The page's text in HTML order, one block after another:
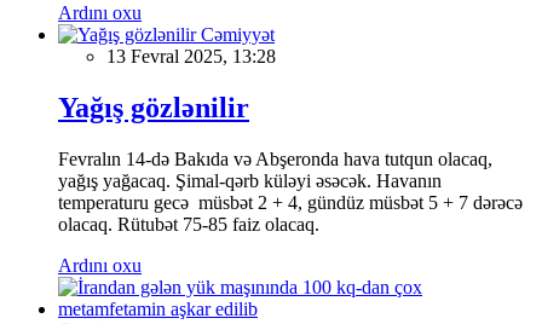
Ardını oxu
Cəmiyyət
13 Fevral 2025, 13:28
Yağış gözlənilir
Fevralın 14-də Bakıda və Abşeronda hava tutqun olacaq,
yağış yağacaq. Şimal-qərb küləyi əsəcək. Havanın
temperaturu gecə müsbət 2 + 4, gündüz müsbət 5 + 7 dərəcə
olacaq. Rütubət 75-85 faiz olacaq.
Ardını oxu